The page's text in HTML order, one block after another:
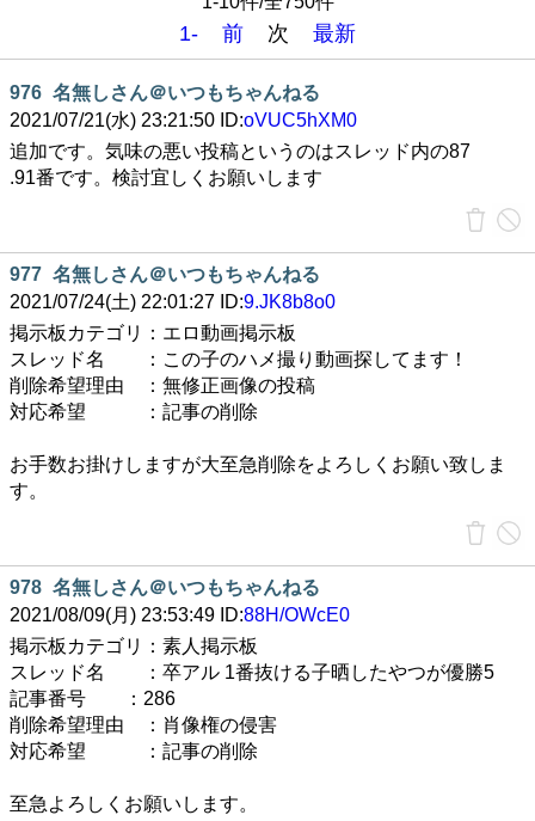
1- 前 次 最新
976 名無しさん＠いつもちゃんねる
2021/07/21(水) 23:21:50 ID:oVUC5hXM0
追加です。気味の悪い投稿というのはスレッド内の87
.91番です。検討宜しくお願いします
977 名無しさん＠いつもちゃんねる
2021/07/24(土) 22:01:27 ID:9.JK8b8o0
掲示板カテゴリ：エロ動画掲示板
スレッド名 ：この子のハメ撮り動画探してます！
削除希望理由 ：無修正画像の投稿
対応希望 ：記事の削除
お手数お掛けしますが大至急削除をよろしくお願い致しま
す。
978 名無しさん＠いつもちゃんねる
2021/08/09(月) 23:53:49 ID:88H/OWcE0
掲示板カテゴリ：素人掲示板
スレッド名 ：卒アル 1番抜ける子晒したやつが優勝5
記事番号 ：286
削除希望理由 ：肖像権の侵害
対応希望 ：記事の削除
至急よろしくお願いします。